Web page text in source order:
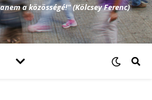
a közösségé!" (Kölcsey Ferenc)